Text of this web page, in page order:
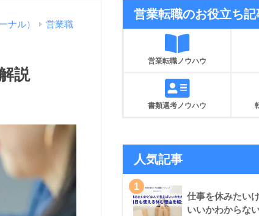
ナル）
営業職
説
営業転職のお役立ち記
営業転職ノウハウ
書類選考ノウハウ
人気記事
1
仕事を休みたい
いいかわからな